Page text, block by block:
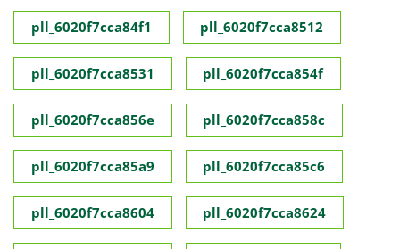
pll_6020f7cca84f1 pll_6020f7cca8512
pll_6020f7cca8531 pll_6020f7cca854f
pll_6020f7cca856e pll_6020f7cca858c
pll_6020f7cca85a9 pll_6020f7cca85c6
pll_6020f7cca8604 pll_6020f7cca8624